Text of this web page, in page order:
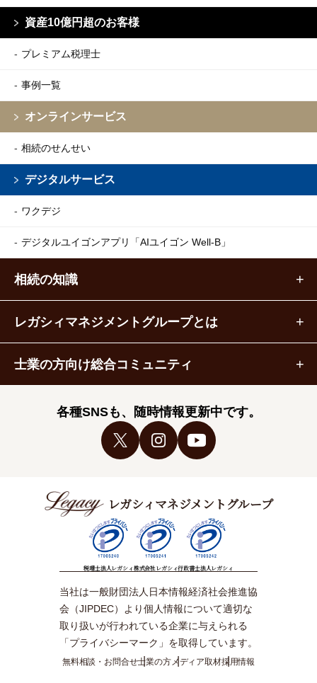
資産10億円超のお客様
プレミアム税理士
事例一覧
オンラインサービス
相続のせんせい
デジタルサービス
ワクデジ
デジタルユイゴンアプリ 「AIユイゴン Well-B」
相続の知識
レガシィマネジメントグループとは
士業の方向け総合コミュニティ
各種SNSも、随時情報更新中です。
レガシィマネジメントグループ
税理士法人レガシィ株式会社レガシィ行政書士法人レガシィ
当社は一般財団法人日本情報経済社会推進協
会（JIPDEC）より個人情報について適切な
取り扱いが行われている企業に与えられる
「プライバシーマーク」を取得しています。
無料相談・お問合せ士業の方メディア取材採用情報